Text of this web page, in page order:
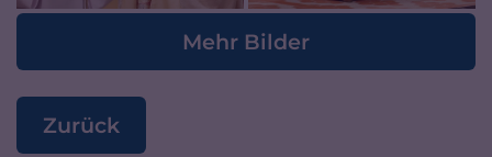
Mehr Bilder
Zurück